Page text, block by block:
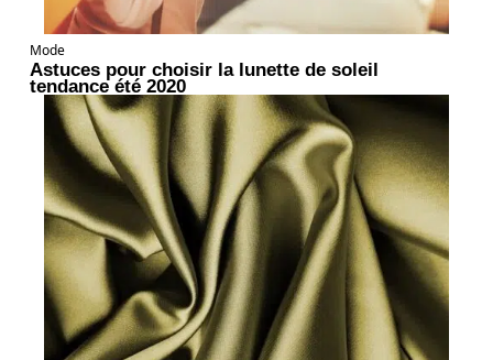
Mode
Astuces pour choisir la lunette de soleil
tendance été 2020